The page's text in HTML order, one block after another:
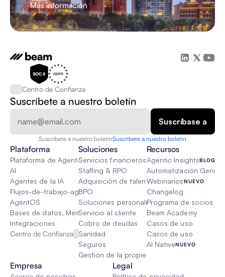
Más información
Centro de Confianza
Suscríbete a nuestro boletín
Suscríbete a nuestro boletínSuscríbete a nuestro boletín
Plataforma
Plataforma de Agente de IA
AI
Agentes de la IA
Flujos-de-trabajo-agenticos
AgentOS
Bases de datos, Memoria & Trapo
Integraciones
Centro de Confianza
Soluciones
Servicios financieros
Staffing & RPO
Adquisición de talento
BPO
Soluciones personalizadas de IA
Servicio al cliente
Cobro de deudas
Sanidad
Seguros
Gestión de la propiedad
Recursos
Agentic InsightsBLOG
Automatización
WebinariosNUEVO
Changelog
Programa de socios
Beam Academy
Casos de uso
Casos de uso
AI NativeNUEVO
Empresa Legal